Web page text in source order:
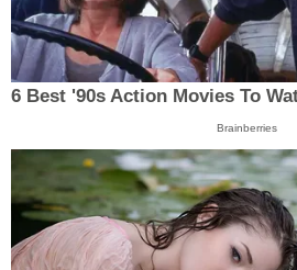
6 Best '90s Action Movies To
Brainberries